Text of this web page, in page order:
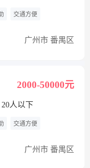
交通方便
广州市 番禺区
2000-50000元
20人以下
交通方便
广州市 番禺区